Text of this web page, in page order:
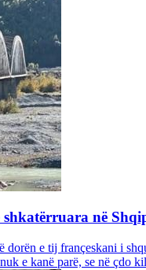
në
dorën e tij françeskani i
e kanë parë, se në çdo